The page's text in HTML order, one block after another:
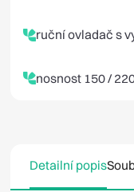
ruční ovladač s
nosnost 150 /
Detailní popis